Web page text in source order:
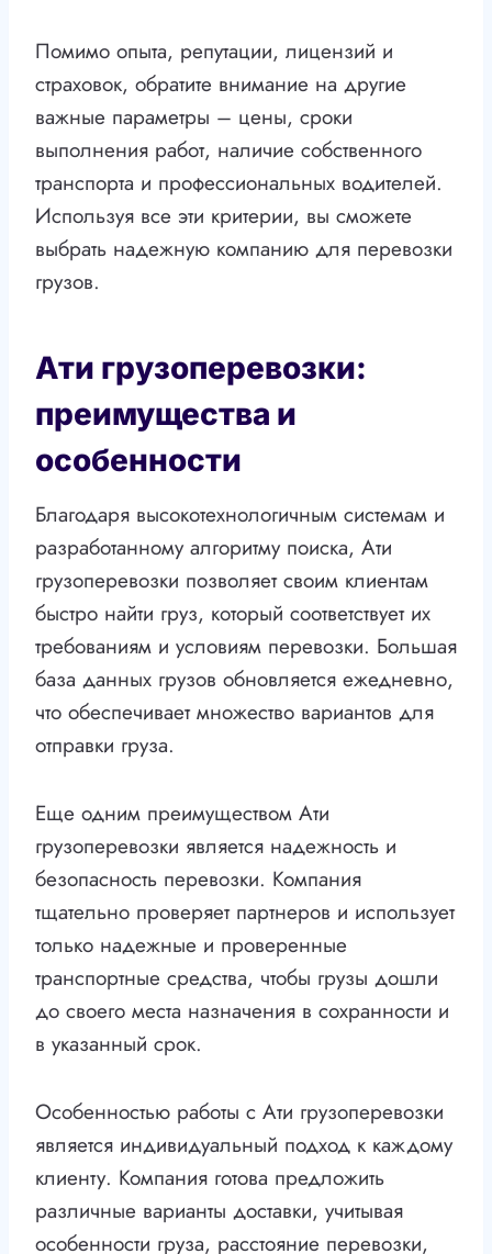
Помимо опыта, репутации, лицензий и
страховок, обратите внимание на другие
важные параметры – цены, сроки
выполнения работ, наличие собственного
транспорта и профессиональных водителей.
Используя все эти критерии, вы сможете
выбрать надежную компанию для перевозки
грузов.
Ати грузоперевозки:
преимущества и
особенности
Благодаря высокотехнологичным системам и
разработанному алгоритму поиска, Ати
грузоперевозки позволяет своим клиентам
быстро найти груз, который соответствует их
требованиям и условиям перевозки. Большая
база данных грузов обновляется ежедневно,
что обеспечивает множество вариантов для
отправки груза.
Еще одним преимуществом Ати
грузоперевозки является надежность и
безопасность перевозки. Компания
тщательно проверяет партнеров и использует
только надежные и проверенные
транспортные средства, чтобы грузы дошли
до своего места назначения в сохранности и
в указанный срок.
Особенностью работы с Ати грузоперевозки
является индивидуальный подход к каждому
клиенту. Компания готова предложить
различные варианты доставки, учитывая
особенности груза, расстояние перевозки,